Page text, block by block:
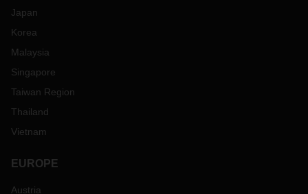
Japan
Korea
Malaysia
Singapore
Taiwan Region
Thailand
Vietnam
EUROPE
Austria